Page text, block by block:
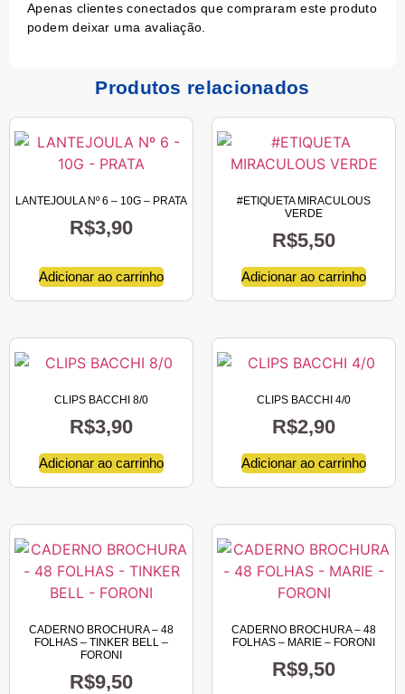
Apenas clientes conectados que compraram este produto
podem deixar uma avaliação.
Produtos relacionados
LANTEJOULA Nº 6 – 10G – PRATA
R$3,90
Adicionar ao carrinho
#ETIQUETA MIRACULOUS
VERDE
R$5,50
Adicionar ao carrinho
CLIPS BACCHI 8/0
R$3,90
Adicionar ao carrinho
CLIPS BACCHI 4/0
R$2,90
Adicionar ao carrinho
CADERNO BROCHURA – 48
FOLHAS – TINKER BELL –
FORONI
R$9,50
CADERNO BROCHURA – 48
FOLHAS – MARIE – FORONI
R$9,50